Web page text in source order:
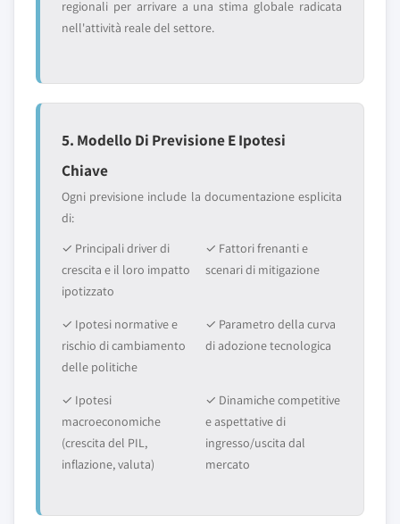
regionali per arrivare a una stima globale radicata
nell'attività reale del settore.
5. Modello Di Previsione E Ipotesi
Chiave
Ogni previsione include la documentazione esplicita
di:
✓ Principali driver di
crescita e il loro impatto
ipotizzato
✓ Fattori frenanti e
scenari di mitigazione
✓ Ipotesi normative e
rischio di cambiamento
delle politiche
✓ Parametro della curva
di adozione tecnologica
✓ Ipotesi
macroeconomiche
(crescita del PIL,
inflazione, valuta)
✓ Dinamiche competitive
e aspettative di
ingresso/uscita dal
mercato